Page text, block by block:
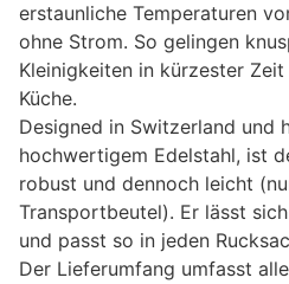
erstaunliche Temperaturen
ohne Strom. So gelingen
Kleinigkeiten in kürzester
Küche.
Designed in Switzerland und
hochwertigem Edelstahl, ist
robust und dennoch leicht
Transportbeutel). Er lässt
und passt so in jeden
Der Lieferumfang umfasst